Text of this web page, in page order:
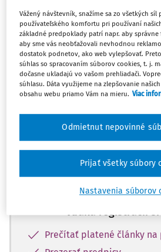
Máte
Zatiaľ ste si prečítali
Celý dokument je len pre
Zaregistrujte sa a
zadarmo prístup k
10 dní.
Vďaka registrácii
Prečítať platené články
Vážený návštevník, snažíme sa zo všetkých
používateľského komfortu pri používaní
základné predpoklady patrí napr. aby
aby sme vás neobťažovali nevhodnou
dostatok podnetov, ako web vylepšovať.
súhlas so spracovaním súborov cookies, t. j.
dočasne ukladajú vo vašom prehliadači.
súhlasu. Dáta využijeme na zlepšovanie
obsahu webu priamo Vám na mieru. Viac
Nastavenia súborov
Odmietnut nepovinné
Prijať všetky súbory